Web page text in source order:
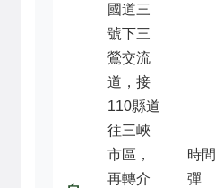
國道三
號下三
鶯交流
道，接
110縣道
往三峽
市區，
再轉介
時間
彈